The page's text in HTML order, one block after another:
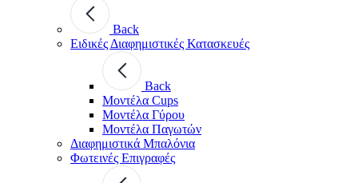
Back
Ειδικές Διαφημιστικές Κατασκευές
Back
Μοντέλα Cups
Μοντέλα Γύρου
Μοντέλα Παγωτών
Διαφημιστικά Μπαλόνια
Φωτεινές Επιγραφές